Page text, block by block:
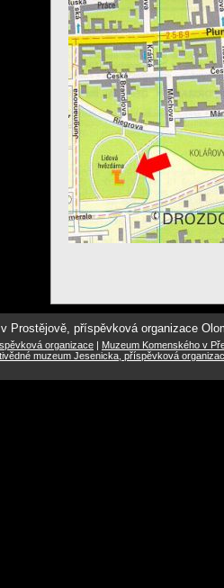
Prostějově, příspěvková organizace
organizace
Muzeum Komenského v
muzeum Jesenicka, příspěvková